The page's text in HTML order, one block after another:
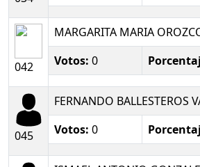
042
MARGARITA MARIA
Votos: 0
045
FERNANDO BALLESTEROS
Votos: 0